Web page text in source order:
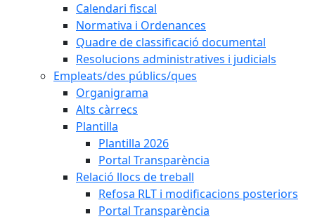
Calendari fiscal
Normativa i Ordenances
Quadre de classificació documental
Resolucions administratives i judicials
Empleats/des públics/ques
Organigrama
Alts càrrecs
Plantilla
Plantilla 2026
Portal Transparència
Relació llocs de treball
Refosa RLT i modificacions posteriors
Portal Transparència